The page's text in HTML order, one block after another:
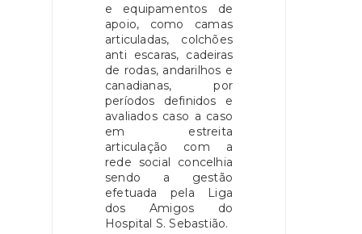
e equipamentos de
apoio, como camas
articuladas, colchões
anti escaras, cadeiras
de rodas, andarilhos e
canadianas, por
períodos definidos e
avaliados caso a caso
em estreita
articulação com a
rede social concelhia
sendo a gestão
efetuada pela Liga
dos Amigos do
Hospital S. Sebastião.